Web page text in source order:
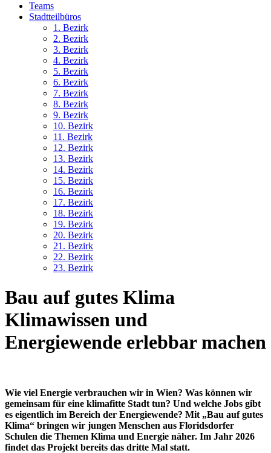
Teams
Stadtteilbüros
1. Bezirk
2. Bezirk
3. Bezirk
4. Bezirk
5. Bezirk
6. Bezirk
7. Bezirk
8. Bezirk
9. Bezirk
10. Bezirk
11. Bezirk
12. Bezirk
13. Bezirk
14. Bezirk
15. Bezirk
16. Bezirk
17. Bezirk
18. Bezirk
19. Bezirk
20. Bezirk
21. Bezirk
22. Bezirk
23. Bezirk
Bau auf gutes Klima
Klimawissen und
Energiewende erlebbar machen
Wie viel Energie verbrauchen wir in Wien? Was können wir
gemeinsam für eine klimafitte Stadt tun? Und welche Jobs gibt
es eigentlich im Bereich der Energiewende? Mit „Bau auf gutes
Klima“ bringen wir jungen Menschen aus Floridsdorfer
Schulen die Themen Klima und Energie näher. Im Jahr 2026
findet das Projekt bereits das dritte Mal statt.